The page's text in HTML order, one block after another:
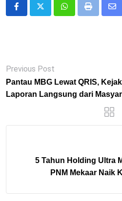
WhatsappPrint
Previous Post
Pantau MBG Lewat QRIS,
Laporan Langsung dari
5 Tahun Holding Ultra
PNM Mekaar Naik